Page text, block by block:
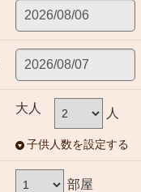
大人 人
子供人数を設定する
部屋